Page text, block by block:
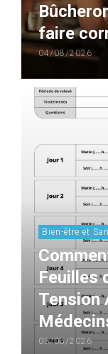
faire
04/08/2026
Bien-être et
Feuilles
Tension
03/08/2026